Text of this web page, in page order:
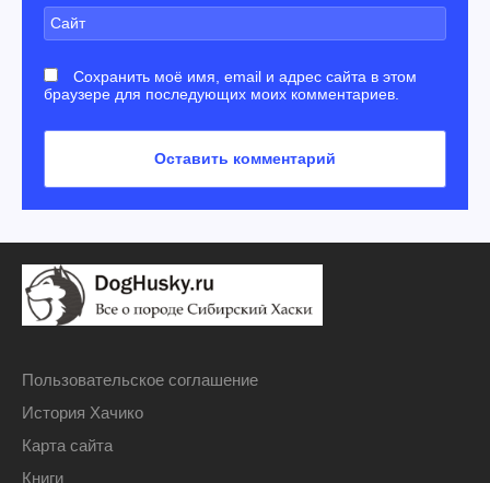
Сохранить моё имя, email и адрес сайта в этом
браузере для последующих моих комментариев.
Пользовательское соглашение
История Хачико
Карта сайта
Книги